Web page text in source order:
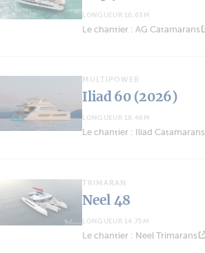
LONGUEUR 16.63M
Le chantier : AG Catamarans
MULTIPOWER
Iliad 60 (2026)
LONGUEUR 18.46M
Le chantier : Iliad Catamarans
TRIMARAN
Neel 48
LONGUEUR 14.75M
Le chantier : Neel Trimarans